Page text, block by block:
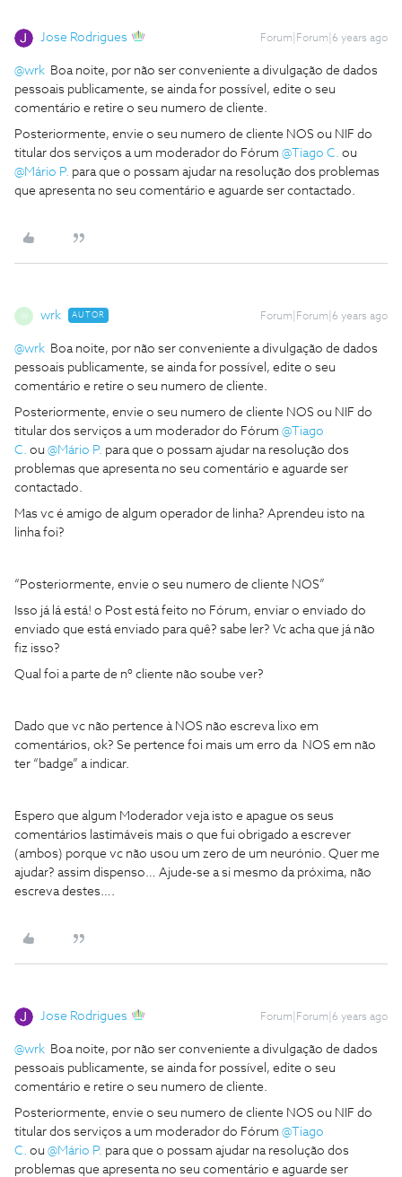
Jose Rodrigues Forum|Forum|6 years ago
@wrk Boa noite, por não ser conveniente a divulgação de dados
pessoais publicamente, se ainda for possível, edite o seu
comentário e retire o seu numero de cliente.
Posteriormente, envie o seu numero de cliente NOS ou NIF do
titular dos serviços a um moderador do Fórum @Tiago C. ou
@Mário P. para que o possam ajudar na resolução dos problemas
que apresenta no seu comentário e aguarde ser contactado.
wrk AUTOR Forum|Forum|6 years ago
@wrk Boa noite, por não ser conveniente a divulgação de dados
pessoais publicamente, se ainda for possível, edite o seu
comentário e retire o seu numero de cliente.
Posteriormente, envie o seu numero de cliente NOS ou NIF do
titular dos serviços a um moderador do Fórum @Tiago
C. ou @Mário P. para que o possam ajudar na resolução dos
problemas que apresenta no seu comentário e aguarde ser
contactado.
Mas vc é amigo de algum operador de linha? Aprendeu isto na
linha foi?
“Posteriormente, envie o seu numero de cliente NOS”
Isso já lá está! o Post está feito no Fórum, enviar o enviado do
enviado que está enviado para quê? sabe ler? Vc acha que já não
fiz isso?
Qual foi a parte de nº cliente não soube ver?
Dado que vc não pertence à NOS não escreva lixo em
comentários, ok? Se pertence foi mais um erro da NOS em não
ter “badge” a indicar.
Espero que algum Moderador veja isto e apague os seus
comentários lastimáveis mais o que fui obrigado a escrever
(ambos) porque vc não usou um zero de um neurónio. Quer me
ajudar? assim dispenso… Ajude-se a si mesmo da próxima, não
escreva destes….
Jose Rodrigues Forum|Forum|6 years ago
@wrk Boa noite, por não ser conveniente a divulgação de dados
pessoais publicamente, se ainda for possível, edite o seu
comentário e retire o seu numero de cliente.
Posteriormente, envie o seu numero de cliente NOS ou NIF do
titular dos serviços a um moderador do Fórum @Tiago
C. ou @Mário P. para que o possam ajudar na resolução dos
problemas que apresenta no seu comentário e aguarde ser